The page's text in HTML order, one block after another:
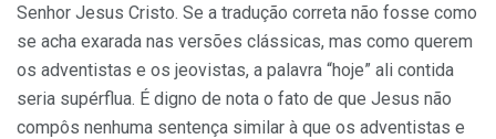
Senhor Jesus Cristo. Se a tradução correta não fosse como
se acha exarada nas versões clássicas, mas como querem
os adventistas e os jeovistas, a palavra “hoje” ali contida
seria supérflua. É digno de nota o fato de que Jesus não
compôs nenhuma sentença similar à que os adventistas e